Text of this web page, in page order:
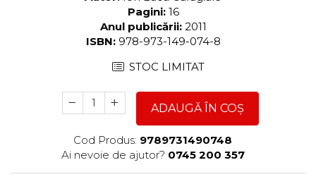
Pagini: 16
Anul publicării: 2011
ISBN: 978-973-149-074-8
STOC LIMITAT
ADAUGĂ ÎN COȘ
Cod Produs: 9789731490748
Ai nevoie de ajutor? 0745 200 357